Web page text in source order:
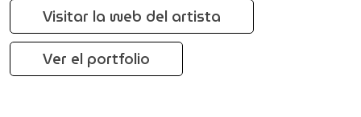
Visitar la web del artista
Ver el portfolio